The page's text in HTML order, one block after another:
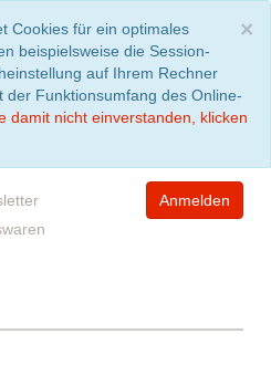
×
Cookies für ein optimales
beispielsweise die Session-
auf Ihrem Rechner
der Funktionsumfang des Online-
damit nicht einverstanden, klicken
Anmelden